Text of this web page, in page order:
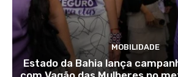
MOBILIDADE
Estado da Bahia lança